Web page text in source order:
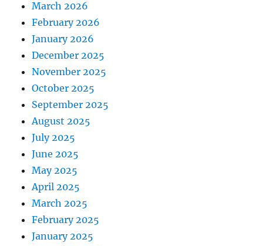
March 2026
February 2026
January 2026
December 2025
November 2025
October 2025
September 2025
August 2025
July 2025
June 2025
May 2025
April 2025
March 2025
February 2025
January 2025